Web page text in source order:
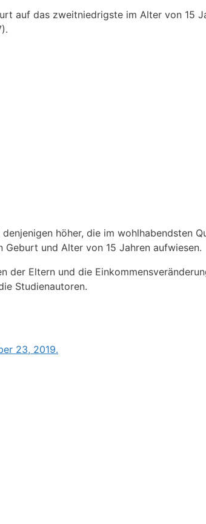
auf das zweitniedrigste im Alter von 15
höher, die im wohlhabendsten
und Alter von 15 Jahren aufwiesen.
der Eltern und die
Studienautoren.
23, 2019.